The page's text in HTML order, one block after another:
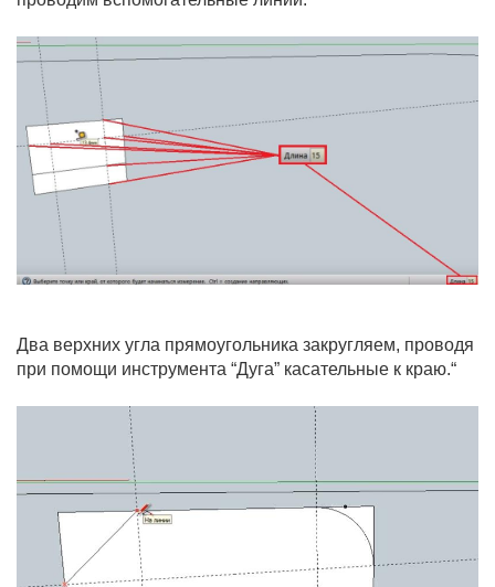
Два верхних угла прямоугольника закругляем, проводя
при помощи инструмента “Дуга” касательные к краю.“